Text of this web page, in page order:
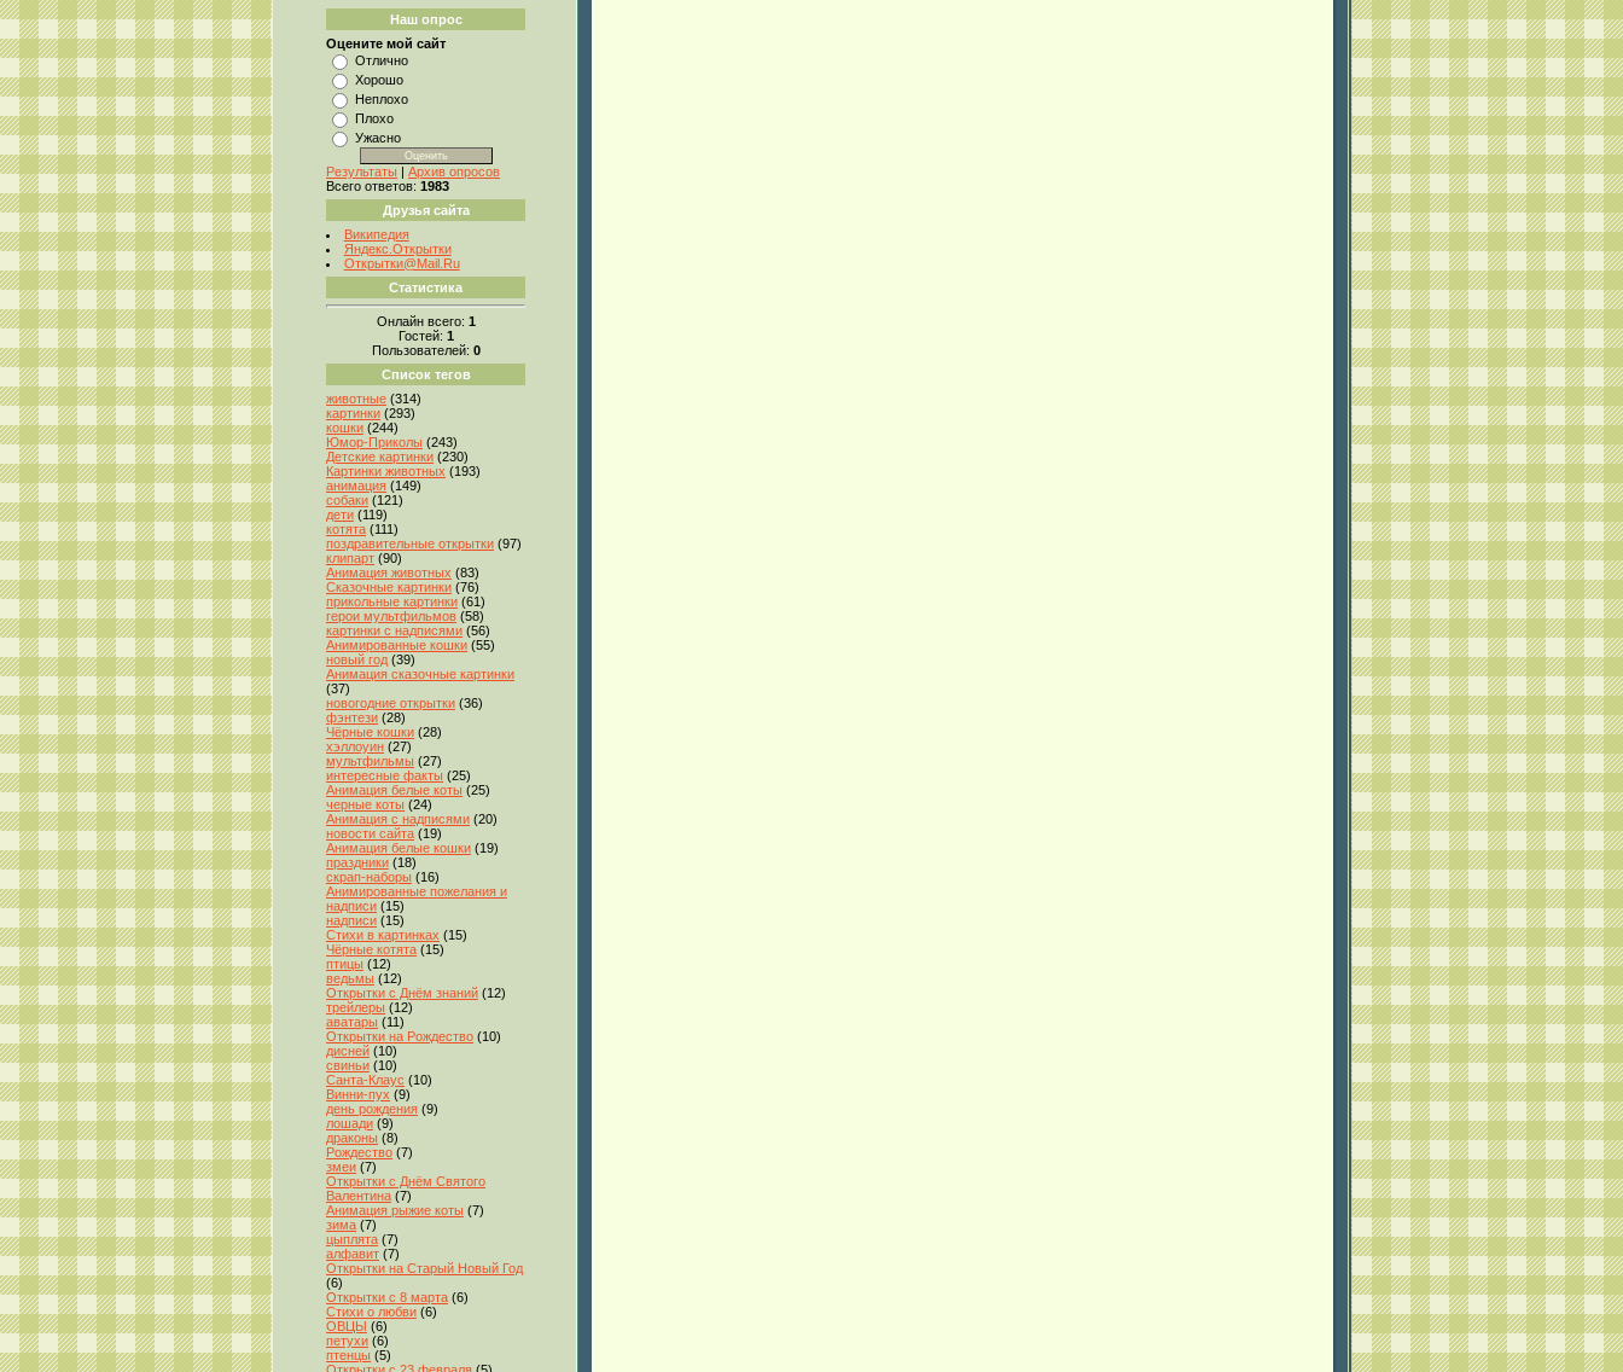
Наш опрос
Оцените мой сайт
Отлично
Хорошо
Неплохо
Плохо
Ужасно
Результаты | Архив опросов
Всего ответов: 1983
Друзья сайта
Википедия
Яндекс.Открытки
Открытки@Mail.Ru
Статистика
Онлайн всего: 1
Гостей: 1
Пользователей: 0
Список тегов
животные (314)
картинки (293)
кошки (244)
Юмор-Приколы (243)
Детские картинки (230)
Картинки животных (193)
анимация (149)
собаки (121)
дети (119)
котята (111)
поздравительные открытки (97)
клипарт (90)
Анимация животных (83)
Сказочные картинки (76)
прикольные картинки (61)
герои мультфильмов (58)
картинки с надписями (56)
Анимированные кошки (55)
новый год (39)
Анимация сказочные картинки
(37)
новогодние открытки (36)
фэнтези (28)
Чёрные кошки (28)
хэллоуин (27)
мультфильмы (27)
интересные факты (25)
Анимация белые коты (25)
черные коты (24)
Анимация с надписями (20)
новости сайта (19)
Анимация белые кошки (19)
праздники (18)
скрап-наборы (16)
Анимированные пожелания и
надписи (15)
надписи (15)
Стихи в картинках (15)
Чёрные котята (15)
птицы (12)
ведьмы (12)
Открытки с Днём знаний (12)
трейлеры (12)
аватары (11)
Открытки на Рождество (10)
дисней (10)
свиньи (10)
Санта-Клаус (10)
Винни-пух (9)
день рождения (9)
лошади (9)
драконы (8)
Рождество (7)
змеи (7)
Открытки с Днём Святого
Валентина (7)
Анимация рыжие коты (7)
зима (7)
цыплята (7)
алфавит (7)
Открытки на Старый Новый Год
(6)
Открытки с 8 марта (6)
Стихи о любви (6)
ОВЦЫ (6)
петухи (6)
птенцы (5)